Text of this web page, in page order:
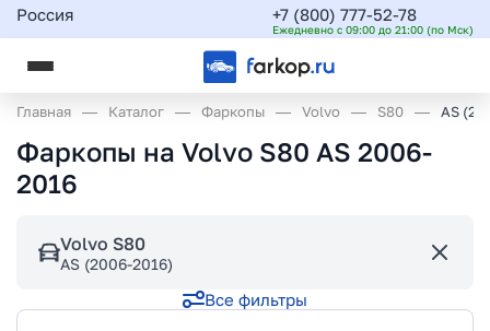
Россия +7 (800) 777-52-78
Ежедневно с 09:00 до 21:00 (по Мск)
Главная Каталог Фаркопы Volvo S80 AS
Фаркопы на Volvo S80 AS 2006-
2016
Volvo S80
AS (2006-2016)
Все фильтры